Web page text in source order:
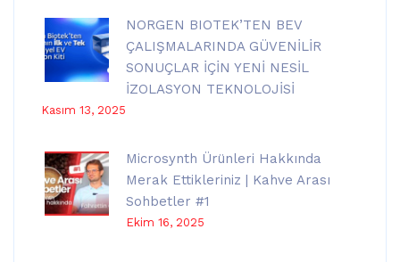
NORGEN BIOTEK’TEN BEV
ÇALIŞMALARINDA GÜVENİLİR
SONUÇLAR İÇİN YENİ NESİL
İZOLASYON TEKNOLOJİSİ
Kasım 13, 2025
Microsynth Ürünleri Hakkında
Merak Ettikleriniz | Kahve Arası
Sohbetler #1
Ekim 16, 2025